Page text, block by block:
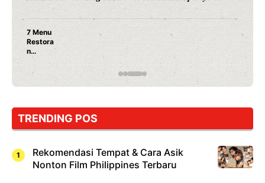
Nunung Srimulat & Vicky Prasetyo Buka Restoran
Rahasia Mami Bikin Nagih!
TRENDING POS
Rekomendasi Tempat & Cara Asik
Nonton Film Philippines Terbaru